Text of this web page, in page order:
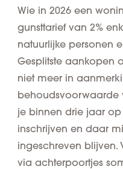
Wie in 2026 een
gunsttarief van 2%
natuurlijke personen
Gesplitste aankopen
niet meer in
behoudsvoorwaarde
je binnen drie jaar
inschrijven en daar
ingeschreven blijven.
via achterpoortjes